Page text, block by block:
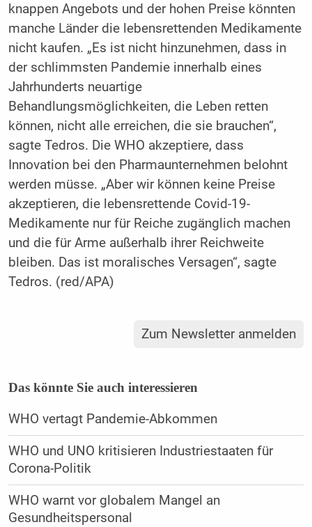
knappen Angebots und der hohen Preise könnten
manche Länder die lebensrettenden Medikamente
nicht kaufen. „Es ist nicht hinzunehmen, dass in
der schlimmsten Pandemie innerhalb eines
Jahrhunderts neuartige
Behandlungsmöglichkeiten, die Leben retten
können, nicht alle erreichen, die sie brauchen“,
sagte Tedros. Die WHO akzeptiere, dass
Innovation bei den Pharmaunternehmen belohnt
werden müsse. „Aber wir können keine Preise
akzeptieren, die lebensrettende Covid-19-
Medikamente nur für Reiche zugänglich machen
und die für Arme außerhalb ihrer Reichweite
bleiben. Das ist moralisches Versagen“, sagte
Tedros. (red/APA)
Zum Newsletter anmelden
Das könnte Sie auch interessieren
WHO vertagt Pandemie-Abkommen
WHO und UNO kritisieren Industriestaaten für
Corona-Politik
WHO warnt vor globalem Mangel an
Gesundheitspersonal